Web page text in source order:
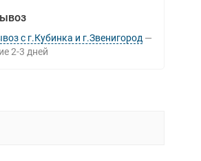
с г.Кубинка и г.Звенигород
2-3 дней